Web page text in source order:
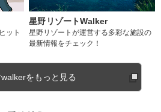
ット
星野リゾートWalker
星野リゾートが運営する多彩な施設の
最新情報をチェック！
をもっと見る